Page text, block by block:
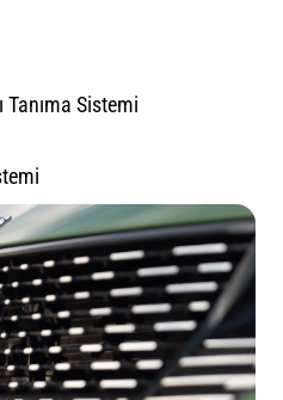
Sistemi